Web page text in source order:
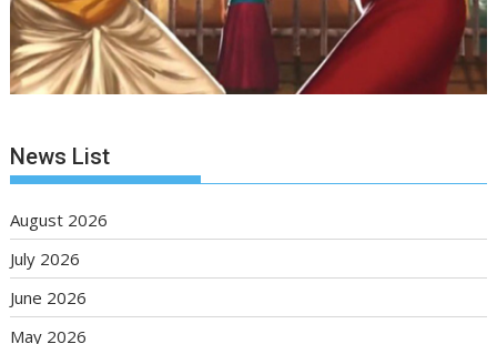
News List
August 2026
July 2026
June 2026
May 2026